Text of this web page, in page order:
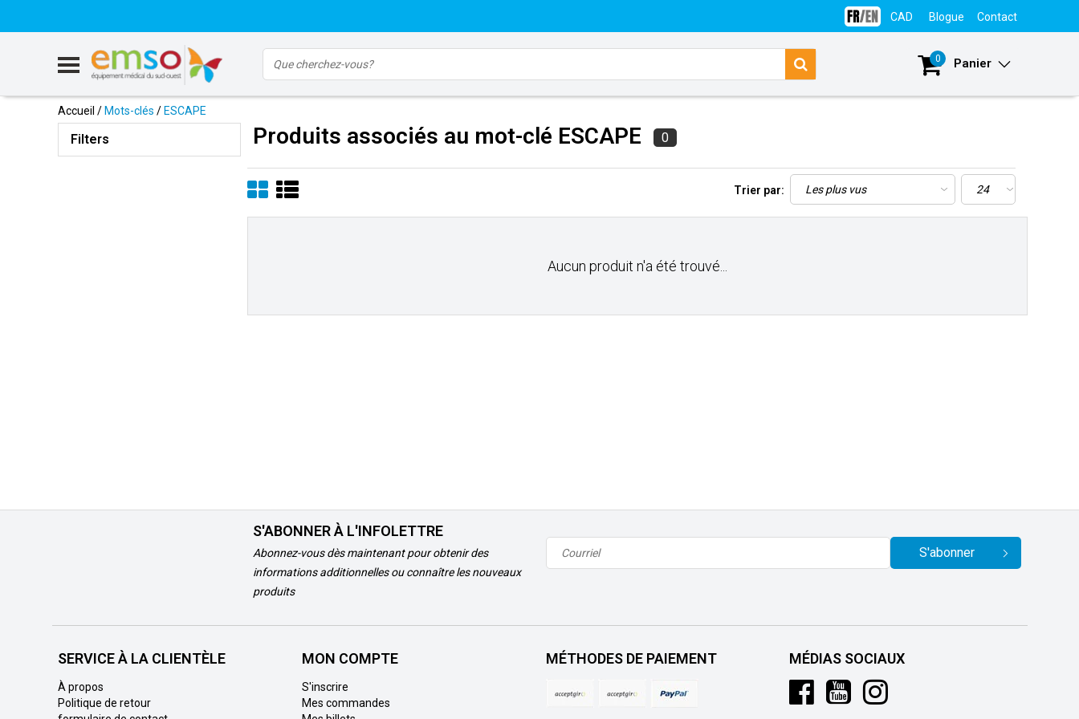
CAD Blogue Contact
0 Panier
Accueil /Mots-clés /ESCAPE
Filters Produits associés au mot-clé ESCAPE 0
Trier par:
Aucun produit n'a été trouvé...
S'ABONNER À L'INFOLETTRE
Abonnez-vous dès maintenant pour obtenir des
informations additionnelles ou connaître les nouveaux
produits
S'abonner
SERVICE À LA CLIENTÈLE
À propos
Politique de retour
MON COMPTE
S'inscrire
Mes commandes
MÉTHODES DE PAIEMENT MÉDIAS SOCIAUX